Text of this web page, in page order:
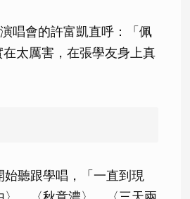
唱會的許富凱直呼：「佩
太厲害，在張學友身上真
聽跟學唱，「一直到現